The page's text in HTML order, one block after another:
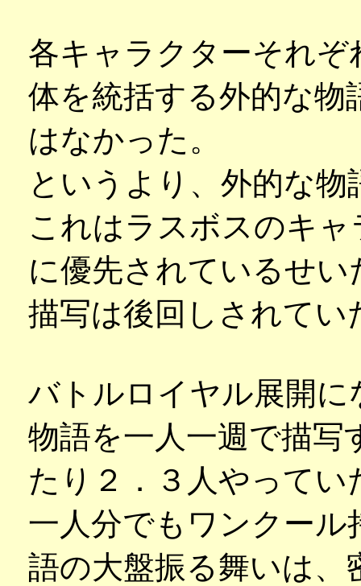
各キャラクターそれ
体を統括する外的な物
はなかった。
というより、外的な
これはラスボスのキ
に優先されているせ
描写は後回しされてい
バトルロイヤル展開
物語を一人一週で描写
たり２．３人やってい
一人分でもワンクー
語の大盤振る舞いは、